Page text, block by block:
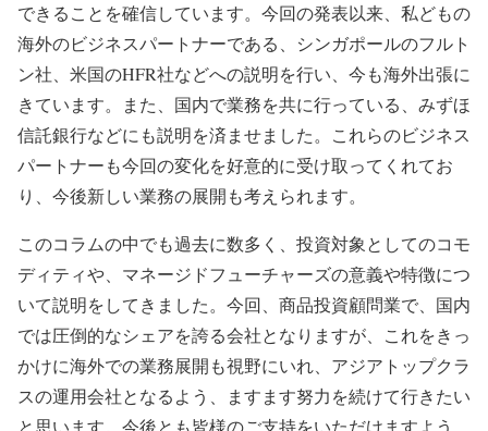
できることを確信しています。今回の発表以来、私どもの
海外のビジネスパートナーである、シンガポールのフルト
ン社、米国のHFR社などへの説明を行い、今も海外出張に
きています。また、国内で業務を共に行っている、みずほ
信託銀行などにも説明を済ませました。これらのビジネス
パートナーも今回の変化を好意的に受け取ってくれてお
り、今後新しい業務の展開も考えられます。
このコラムの中でも過去に数多く、投資対象としてのコモ
ディティや、マネージドフューチャーズの意義や特徴につ
いて説明をしてきました。今回、商品投資顧問業で、国内
では圧倒的なシェアを誇る会社となりますが、これをきっ
かけに海外での業務展開も視野にいれ、アジアトップクラ
スの運用会社となるよう、ますます努力を続けて行きたい
と思います。今後とも皆様のご支持をいただけますよう、